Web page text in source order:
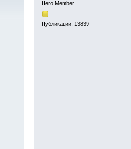
Hero Member
Публикации: 13839